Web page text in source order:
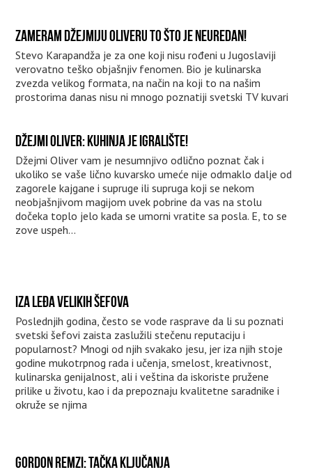
ZAMERAM DŽEJMIJU OLIVERU TO ŠTO JE NEUREDAN!
Stevo Karapandža je za one koji nisu rođeni u Jugoslaviji
verovatno teško objašnjiv fenomen. Bio je kulinarska
zvezda velikog formata, na način na koji to na našim
prostorima danas nisu ni mnogo poznatiji svetski TV kuvari
DŽEJMI OLIVER: KUHINJA JE IGRALIŠTE!
Džejmi Oliver vam je nesumnjivo odlično poznat čak i
ukoliko se vaše lično kuvarsko umeće nije odmaklo dalje od
zagorele kajgane i supruge ili supruga koji se nekom
neobjašnjivom magijom uvek pobrine da vas na stolu
dočeka toplo jelo kada se umorni vratite sa posla. E, to se
zove uspeh...
IZA LEĐA VELIKIH ŠEFOVA
Poslednjih godina, često se vode rasprave da li su poznati
svetski šefovi zaista zaslužili stečenu reputaciju i
popularnost? Mnogi od njih svakako jesu, jer iza njih stoje
godine mukotrpnog rada i učenja, smelost, kreativnost,
kulinarska genijalnost, ali i veština da iskoriste pružene
prilike u životu, kao i da prepoznaju kvalitetne saradnike i
okruže se njima
GORDON REMZI: TAČKA KLJUČANJA